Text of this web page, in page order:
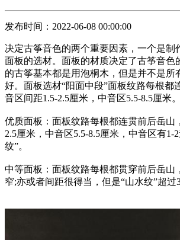
发布时间：2022-06-08 00:00:00
决定古筝音色的两个重要因素，一个是制
面板的选材。面板的材质决定了古筝音色
的古筝基本都是用泡桐木，但是并不是所
好。面板选材“阳面中段”面板纹路每根都
音区间距1.5-2.5厘米，中音区5.5-8.5厘米。
优质面板：面板纹路每根都连贯前后岳山
2.5厘米，中音区5.5-8.5厘米，中音区有1-
纹”。
中等面板：面板纹路每根都贯穿前后岳山
窄;亦或者间距很得当，但是“山水纹”超过3